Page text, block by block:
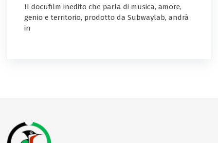
Il docufilm inedito che parla di musica, amore,
genio e territorio, prodotto da Subwaylab, andrà
in